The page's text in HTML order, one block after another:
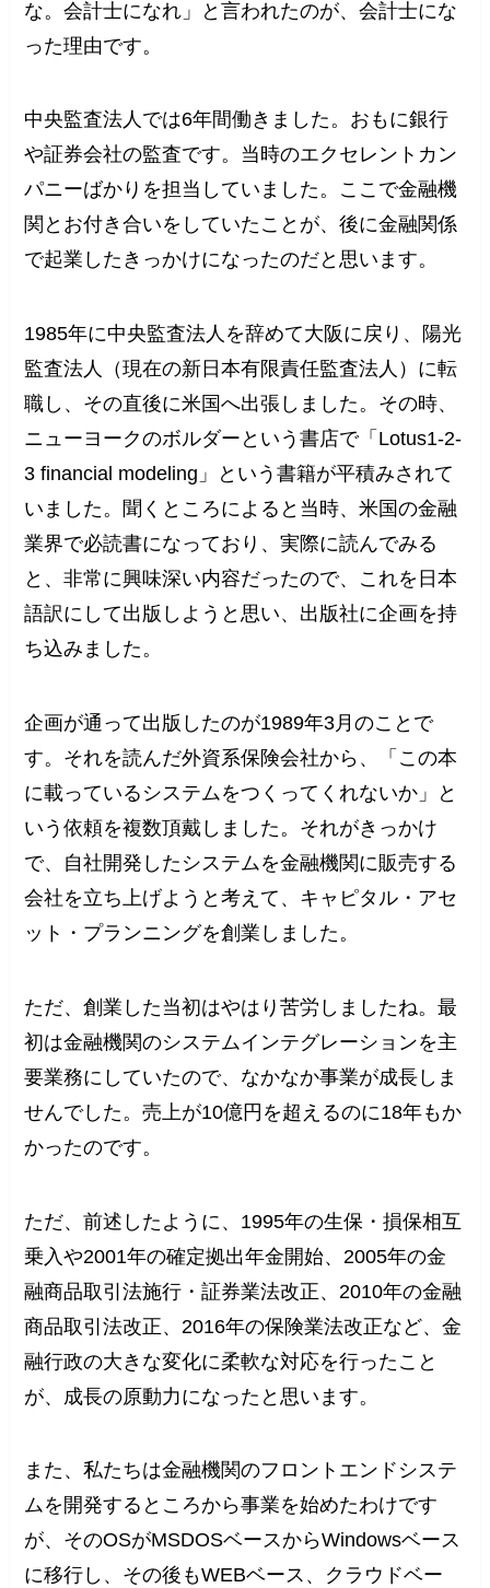
な。会計士になれ」と言われたのが、会計士にな
った理由です。
中央監査法人では6年間働きました。おもに銀行
や証券会社の監査です。当時のエクセレントカン
パニーばかりを担当していました。ここで金融機
関とお付き合いをしていたことが、後に金融関係
で起業したきっかけになったのだと思います。
1985年に中央監査法人を辞めて大阪に戻り、陽光
監査法人（現在の新日本有限責任監査法人）に転
職し、その直後に米国へ出張しました。その時、
ニューヨークのボルダーという書店で「Lotus1-2-
3 financial modeling」という書籍が平積みされて
いました。聞くところによると当時、米国の金融
業界で必読書になっており、実際に読んでみる
と、非常に興味深い内容だったので、これを日本
語訳にして出版しようと思い、出版社に企画を持
ち込みました。
企画が通って出版したのが1989年3月のことで
す。それを読んだ外資系保険会社から、「この本
に載っているシステムをつくってくれないか」と
いう依頼を複数頂戴しました。それがきっかけ
で、自社開発したシステムを金融機関に販売する
会社を立ち上げようと考えて、キャピタル・アセ
ット・プランニングを創業しました。
ただ、創業した当初はやはり苦労しましたね。最
初は金融機関のシステムインテグレーションを主
要業務にしていたので、なかなか事業が成長しま
せんでした。売上が10億円を超えるのに18年もか
かったのです。
ただ、前述したように、1995年の生保・損保相互
乗入や2001年の確定拠出年金開始、2005年の金
融商品取引法施行・証券業法改正、2010年の金融
商品取引法改正、2016年の保険業法改正など、金
融行政の大きな変化に柔軟な対応を行ったこと
が、成長の原動力になったと思います。
また、私たちは金融機関のフロントエンドシステ
ムを開発するところから事業を始めたわけです
が、そのOSがMSDOSベースからWindowsベース
に移行し、その後もWEBベース、クラウドベー